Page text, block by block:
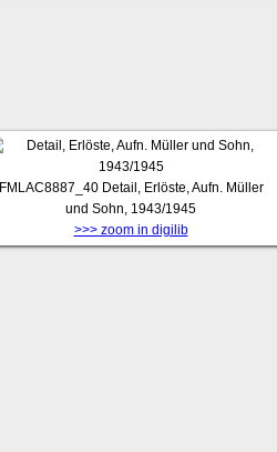
FMLAC8887_40 Detail, Erlöste, Aufn. Müller
und Sohn, 1943/1945
>>> zoom in digilib